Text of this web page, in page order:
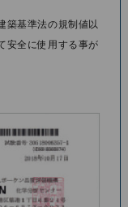
築基準法の規制値以
安全に使⽤する事が